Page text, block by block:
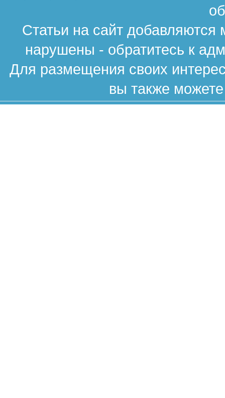
Статьи на сайт
нарушены - обратитесь к
Для размещения своих
вы также